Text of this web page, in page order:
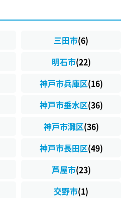
三田市(6)
明石市(22)
神戸市兵庫区(16)
神戸市垂水区(36)
神戸市灘区(36)
神戸市長田区(49)
芦屋市(23)
交野市(1)